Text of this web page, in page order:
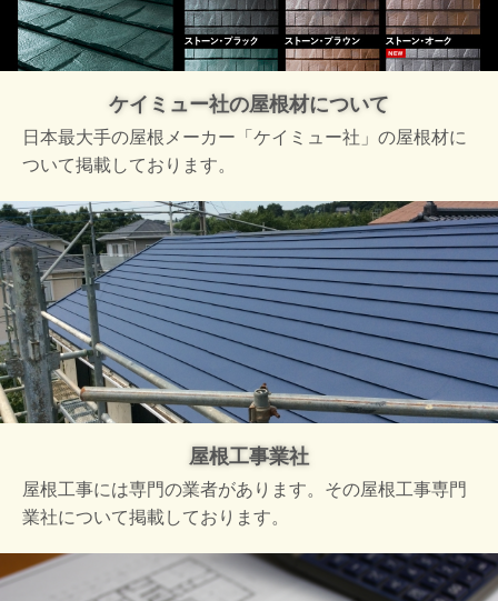
ケイミュー社の屋根材について
日本最大手の屋根メーカー「ケイミュー社」の屋根材に
ついて掲載しております。
屋根工事業社
屋根工事には専門の業者があります。その屋根工事専門
業社について掲載しております。